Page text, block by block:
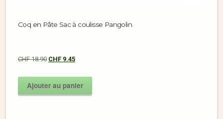
Coq en Pâte Sac à coulisse Pangolin
CHF18.90 CHF 9.45
Ajouter au panier